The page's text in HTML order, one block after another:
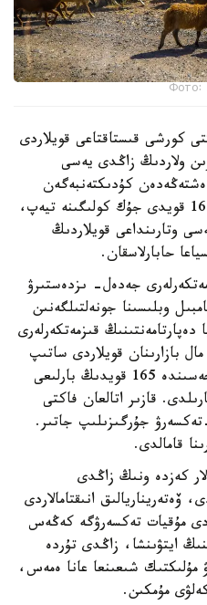
Фото:
كورشى قىستاقتاعى قويلاردى
ولاردىڭ زاڭدى يەسى
كۇدىكتەنبەگەن
ساتىپ الۋشىلارمەن كەلىسىپ، 165 قويدى جۇك كولىگىنە تيەپ،
وتارىنداعى قويلاردىڭ
حابارلاسقان.
جەدەل- ىزدەستىرۋ
وبلىسىنا جونەلتىلگەنىن
دەپارتامەنتىنىڭ قىزمەتكەرلەرى
بازارىنان قويلاردى ساتىپ
العان ازاماتتاردى انىقتادى. ناتيجەسىندە 165 قويدىڭ بارلىعى
قازىر اتالعان فاكتى
جۇرگىزىلىپ جاتىر.
قامالدى.
كەزدە ونىڭ زاڭدى
ۆەتەريناريالىق انىقتامالاردى
مۇقيات تەكسەرۋگە كەڭەس
ايتۋىنشا، زاڭدى تۇردە
مۇلىكتىك شىعىنعا عانا ەمەس،
مۇمكىن.